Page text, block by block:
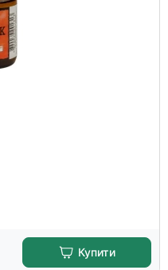
Купити